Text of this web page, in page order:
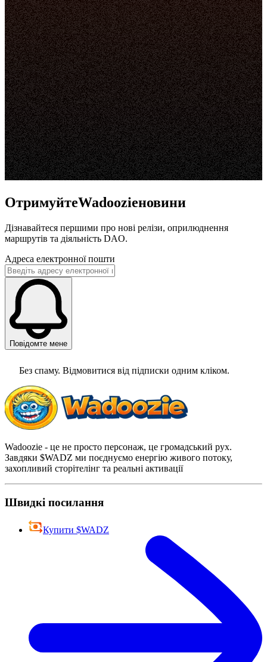
ОтримуйтеWadoozieновини
Дізнавайтеся першими про нові релізи, оприлюднення
маршрутів та діяльність DAO.
Адреса електронної пошти
Повідомте мене
Без спаму. Відмовитися від підписки одним кліком.
Wadoozie - це не просто персонаж, це громадський рух.
Завдяки $WADZ ми поєднуємо енергію живого потоку,
захопливий сторітелінг та реальні активації
Швидкі посилання
Купити $WADZ